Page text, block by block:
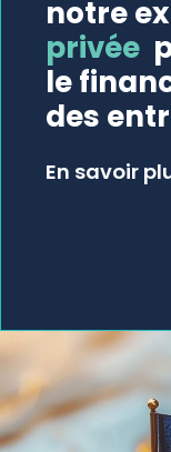
notre
privée
le
des
En savoir